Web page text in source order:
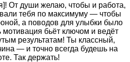
От души желаю, чтобы и работа,
тебя по максимуму — чтобы
а поводов для улыбки было
мотивация бьёт ключом и ведёт
результатам! Ты классный,
— и точно всегда будешь на
Так держать!